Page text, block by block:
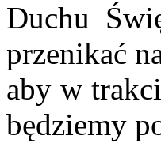
Duchu
przenikać
aby w
będziemy